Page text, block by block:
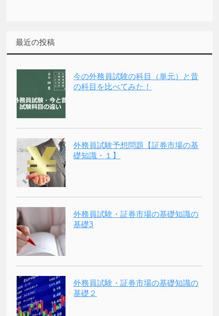
最近の投稿
今の外務員試験の科目（単元）と昔
の科目を比べてみた！
外務員試験予想問題【証券市場の基
礎知識・１】
外務員試験・証券市場の基礎知識の
基礎3
外務員試験・証券市場の基礎知識の
基礎２